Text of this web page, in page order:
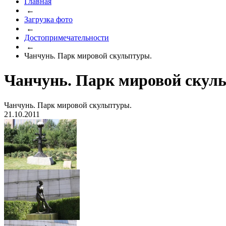
←
Загрузка фото
←
Достопримечательности
←
Чанчунь. Парк мировой скульптуры.
Чанчунь. Парк мировой
Чанчунь. Парк мировой скульптуры.
21.10.2011